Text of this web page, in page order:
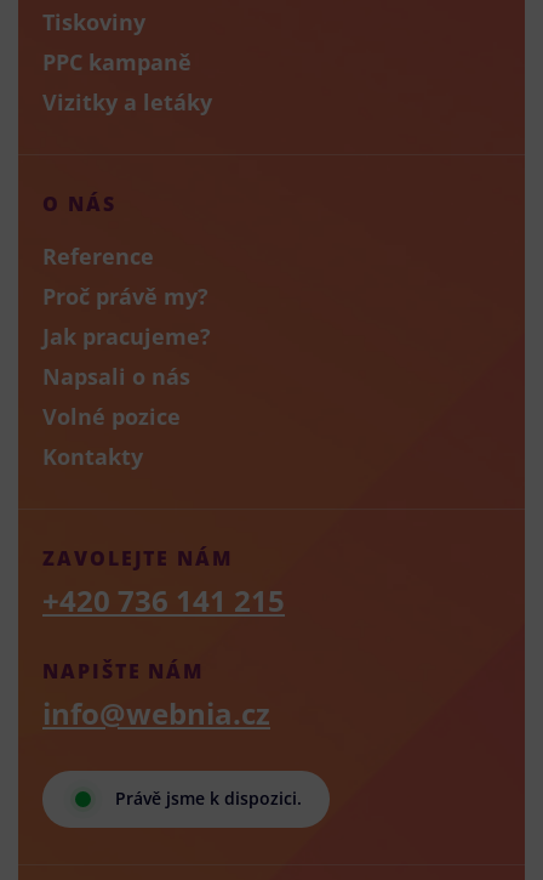
Tiskoviny
PPC kampaně
Vizitky a letáky
O NÁS
Reference
Proč právě my?
Jak pracujeme?
Napsali o nás
Volné pozice
Kontakty
Právě jsme k dispozici.
NAPIŠTE NÁM
info@webnia.cz
ZAVOLEJTE NÁM
+420 736 141 215